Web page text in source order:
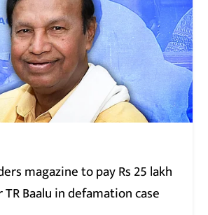
magazine to pay Rs 25 lakh
Baalu in defamation case